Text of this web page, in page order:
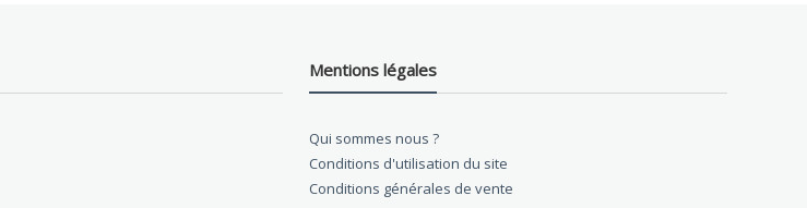
Mentions légales
Qui sommes nous ?
Conditions d'utilisation du site
Conditions générales de vente